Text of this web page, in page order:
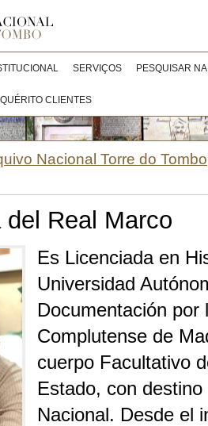
SERVIÇOS PESQUISAR
CLIENTES
Nacional Torre do Tombo
Real Marco
Es Licenciada en
Universidad
Documentación por
Complutense de
cuerpo Facultativo
Estado, con
Nacional. Desde el